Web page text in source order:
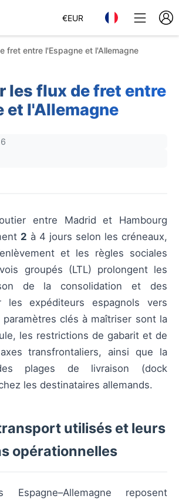
€EUR
fret entre l'Espagne et l'Allemagne
les flux de fret entre
et l'Allemagne
entre Madrid et Hambourg
2 à 4 jours selon les créneaux,
et les règles sociales
groupés (LTL) prolongent les
de la consolidation et des
les expéditeurs espagnols vers
paramètres clés à maîtriser sont la
les restrictions de gabarit et de
transfrontaliers, ainsi que la
plages de livraison (dock
les destinataires allemands.
utilisés et leurs
opérationnelles
Espagne–Allemagne reposent